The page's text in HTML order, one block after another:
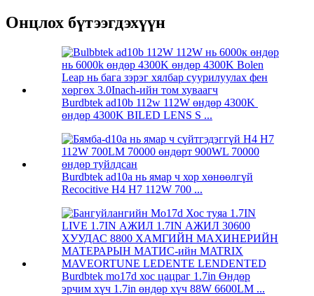
Онцлох бүтээгдэхүүн
Burdbtek ad10b 112w 112W өндөр 4300K ​​
өндөр 4300K ​​BILED LENS S ...
Burdbtek ad10a нь ямар ч хор хөнөөлгүй
Recocitive H4 H7 112W 700 ...
Burdbtek mo17d хос цацраг 1.7in Өндөр
эрчим хүч 1.7in өндөр хүч 88W 6600LM ...